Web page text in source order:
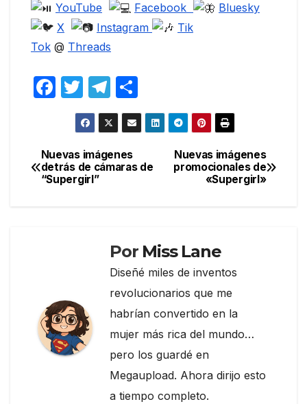
YouTube Facebook
Bluesky
X
Instagram
Tik
Tok @ Threads
F
e
b
T
w
itt
er
T
el
e
gr
a
o
m
ar
Navegación
de
Nuevas imágenes
promocionales de
«Supergirl»
Nuevas imágenes
detrás de cámaras de
“Supergirl”
Por Miss Lane
Diseñé miles de inventos
revolucionarios que me
habrían convertido en la
mujer más rica del mundo…
pero los guardé en
Megaupload. Ahora dirijo esto
a tiempo completo.